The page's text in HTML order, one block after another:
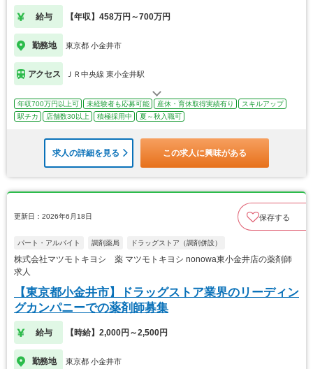
ます
給与 【年収】458万円～700万円
勤務地 東京都 小金井市
アクセス ＪＲ中央線 東小金井駅
年収700万円以上可 未経験者も応募可能 産休・育休取得実績有り
スキルアップ
駅チカ
店舗数30以上 積極採用中 夏～秋入職可
求人の詳細を見る この求人に興味がある
更新日：2026年6月18日 保存する
パート・アルバイト 調剤薬局 ドラッグストア（調剤併設）
株式会社マツモトキヨシ 薬 マツモトキヨシ nonowa東小金井店の薬剤師
求人
【東京都小金井市】ドラッグストア業界のリーディン
グカンパニーでの薬剤師募集
給与 【時給】2,000円～2,500円
勤務地 東京都 小金井市